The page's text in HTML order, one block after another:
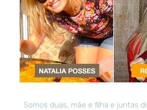
Somos duas, mãe e filha e juntas